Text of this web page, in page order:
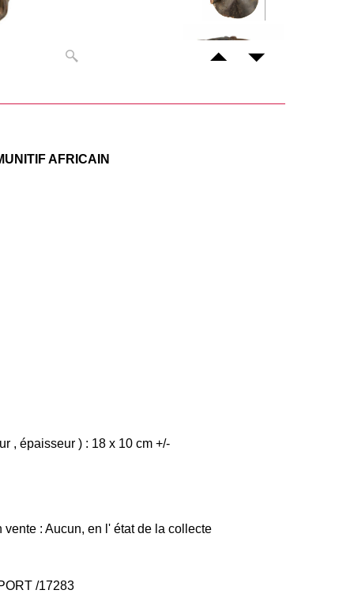
AFRICAIN
, épaisseur ) : 18 x 10 cm +/-
: Aucun, en l' état de la collecte
/17283